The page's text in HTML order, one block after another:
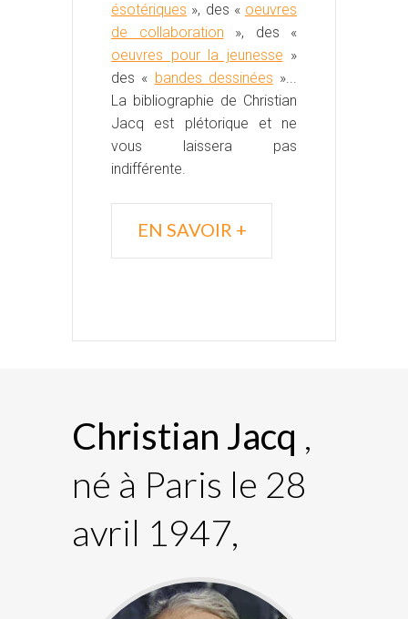
ésotériques », des « oeuvres
de collaboration », des «
oeuvres pour la jeunesse »
des « bandes dessinées »...
La bibliographie de Christian
Jacq est plétorique et ne
vous laissera pas
indifférente.
EN SAVOIR +
Christian Jacq ,
né à Paris le 28
avril 1947,